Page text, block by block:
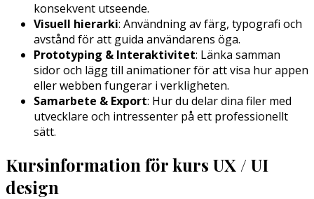
konsekvent utseende.
Visuell hierarki: Användning av färg, typografi och
avstånd för att guida användarens öga.
Prototyping & Interaktivitet: Länka samman
sidor och lägg till animationer för att visa hur appen
eller webben fungerar i verkligheten.
Samarbete & Export: Hur du delar dina filer med
utvecklare och intressenter på ett professionellt
sätt.
Kursinformation för kurs UX / UI
design